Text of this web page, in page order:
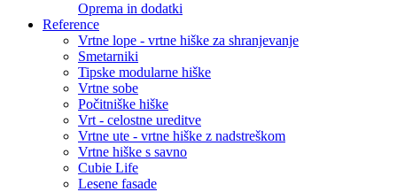
Oprema in dodatki
Reference
Vrtne lope - vrtne hiške za shranjevanje
Smetarniki
Tipske modularne hiške
Vrtne sobe
Počitniške hiške
Vrt - celostne ureditve
Vrtne ute - vrtne hiške z nadstreškom
Vrtne hiške s savno
Cubie Life
Lesene fasade